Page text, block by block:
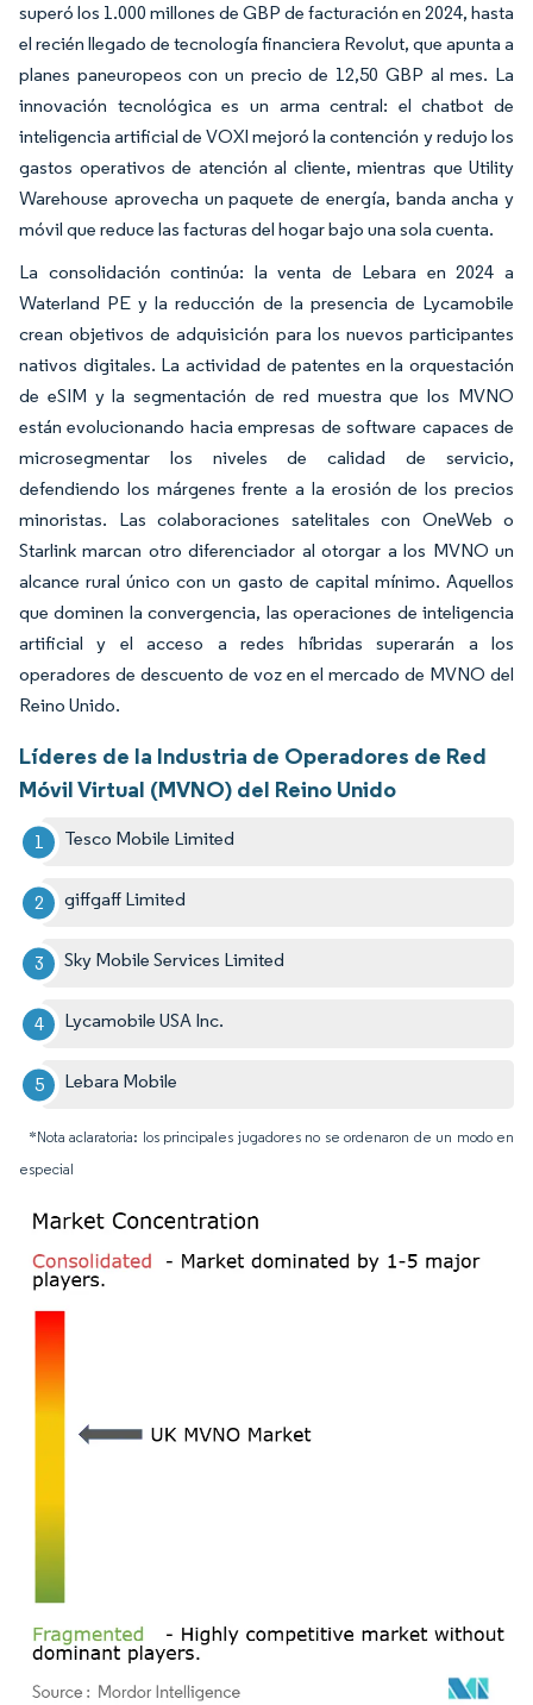
superó los 1.000 millones de GBP de facturación en 2024, hasta
el recién llegado de tecnología financiera Revolut, que apunta a
planes paneuropeos con un precio de 12,50 GBP al mes. La
innovación tecnológica es un arma central: el chatbot de
inteligencia artificial de VOXI mejoró la contención y redujo los
gastos operativos de atención al cliente, mientras que Utility
Warehouse aprovecha un paquete de energía, banda ancha y
móvil que reduce las facturas del hogar bajo una sola cuenta.
La consolidación continúa: la venta de Lebara en 2024 a
Waterland PE y la reducción de la presencia de Lycamobile
crean objetivos de adquisición para los nuevos participantes
nativos digitales. La actividad de patentes en la orquestación
de eSIM y la segmentación de red muestra que los MVNO
están evolucionando hacia empresas de software capaces de
microsegmentar los niveles de calidad de servicio,
defendiendo los márgenes frente a la erosión de los precios
minoristas. Las colaboraciones satelitales con OneWeb o
Starlink marcan otro diferenciador al otorgar a los MVNO un
alcance rural único con un gasto de capital mínimo. Aquellos
que dominen la convergencia, las operaciones de inteligencia
artificial y el acceso a redes híbridas superarán a los
operadores de descuento de voz en el mercado de MVNO del
Reino Unido.
Líderes de la Industria de Operadores de Red
Móvil Virtual (MVNO) del Reino Unido
Tesco Mobile Limited
giffgaff Limited
Sky Mobile Services Limited
Lycamobile USA Inc.
Lebara Mobile
*Nota aclaratoria: los principales jugadores no se ordenaron de un modo en
especial